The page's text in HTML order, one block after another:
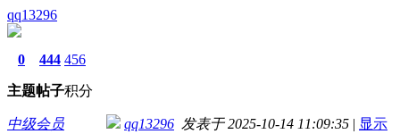
qq13296
0
主题
444
帖子
456
积分
中级会员 qq13296 发表于 2025-10-14 11:09:35 | 显示